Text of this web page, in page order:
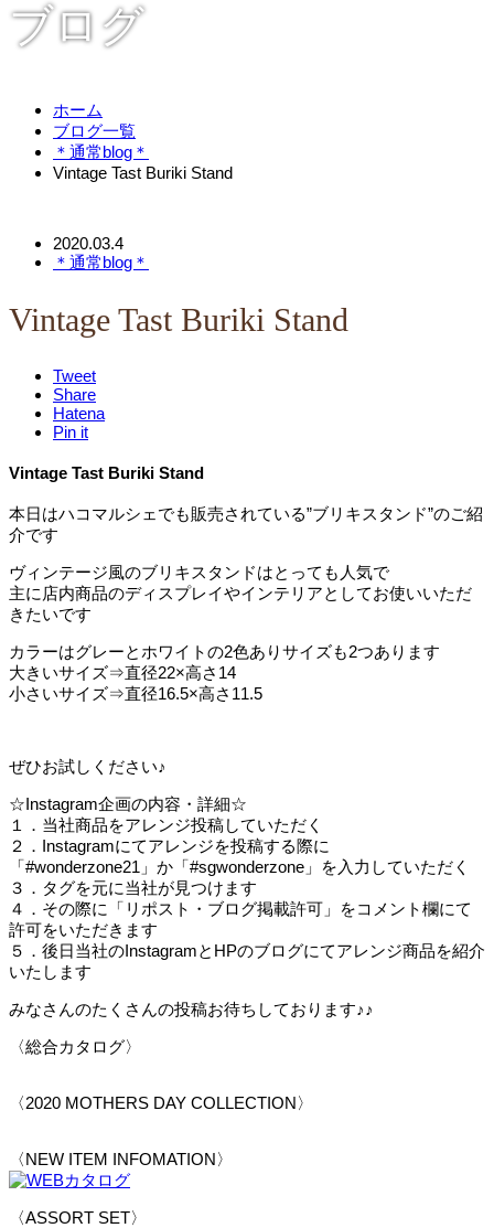
ブログ
ホーム
ブログ一覧
＊通常blog＊
Vintage Tast Buriki Stand
2020.03.4
＊通常blog＊
Vintage Tast Buriki Stand
Tweet
Share
Hatena
Pin it
Vintage Tast Buriki Stand
本日はハコマルシェでも販売されている”ブリキスタンド”のご紹
介です
ヴィンテージ風のブリキスタンドはとっても人気で
主に店内商品のディスプレイやインテリアとしてお使いいただ
きたいです
カラーはグレーとホワイトの2色ありサイズも2つあります
大きいサイズ⇒直径22×高さ14
小さいサイズ⇒直径16.5×高さ11.5
ぜひお試しください♪
☆Instagram企画の内容・詳細☆
１．当社商品をアレンジ投稿していただく
２．Instagramにてアレンジを投稿する際に
「#wonderzone21」か「#sgwonderzone」を入力していただく
３．タグを元に当社が見つけます
４．その際に「リポスト・ブログ掲載許可」をコメント欄にて
許可をいただきます
５．後日当社のInstagramとHPのブログにてアレンジ商品を紹介
いたします
みなさんのたくさんの投稿お待ちしております♪♪
〈総合カタログ〉
〈2020 MOTHERS DAY COLLECTION〉
〈NEW ITEM INFOMATION〉
〈ASSORT SET〉